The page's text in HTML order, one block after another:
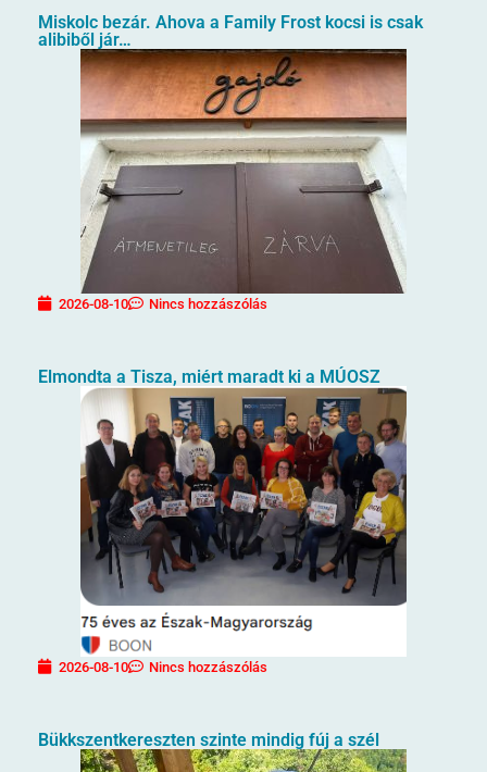
Miskolc bezár. Ahova a Family Frost kocsi is csak
alibiből jár…
2026-08-10 Nincs hozzászólás
Elmondta a Tisza, miért maradt ki a MÚOSZ
2026-08-10 Nincs hozzászólás
Bükkszentkereszten szinte mindig fúj a szél